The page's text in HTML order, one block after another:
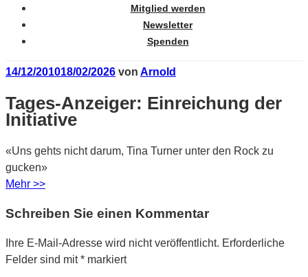
Mitglied werden
Newsletter
Spenden
Veröffentlicht
14/12/201018/02/2026 von Arnold
Tages-Anzeiger: Einreichung der
Initiative
«Uns gehts nicht darum, Tina Turner unter den Rock zu
gucken»
Mehr >>
Schreiben Sie einen Kommentar
Ihre E-Mail-Adresse wird nicht veröffentlicht. Erforderliche
Felder sind mit* markiert